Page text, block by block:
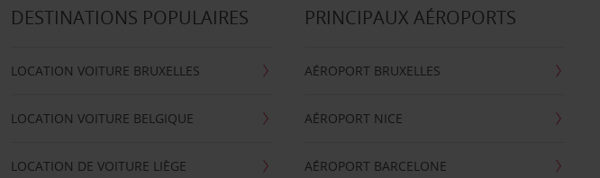
DESTINATIONS POPULAIRES
LOCATION VOITURE BRUXELLES
LOCATION VOITURE BELGIQUE
LOCATION DE VOITURE LIÈGE
PRINCIPAUX AÉROPORTS
AÉROPORT BRUXELLES
AÉROPORT NICE
AÉROPORT BARCELONE